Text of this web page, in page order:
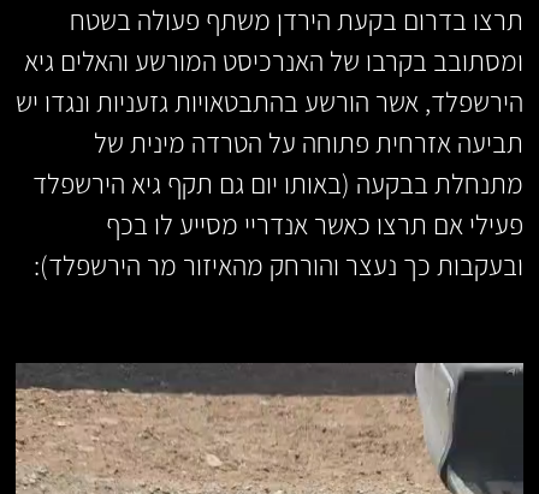
תרצו בדרום בקעת הירדן משתף פעולה בשטח
ומסתובב בקרבו של האנרכיסט המורשע והאלים גיא
הירשפלד, אשר הורשע בהתבטאויות גזעניות ונגדו יש
תביעה אזרחית פתוחה על הטרדה מינית של
מתנחלת בבקעה (באותו יום גם תקף גיא הירשפלד
פעילי אם תרצו כאשר אנדריי מסייע לו בכף
ובעקבות כך נעצר והורחק מהאיזור מר הירשפלד):